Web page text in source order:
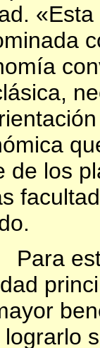
de los
Para
lograrlo